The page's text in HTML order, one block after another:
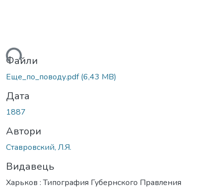
Файли
Еще_по_поводу.pdf(6,43 MB)
Дата
1887
Автори
Ставровский, Л.Я.
Видавець
Харьков : Типография Губернского Правления